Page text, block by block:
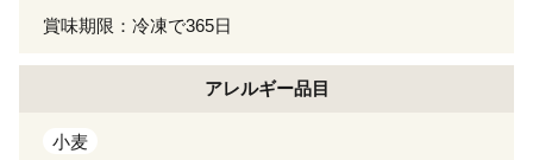
賞味期限：冷凍で365日
アレルギー品目
小麦